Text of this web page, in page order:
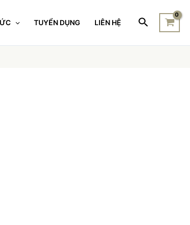
TUYỂN DỤNG LIÊN HỆ